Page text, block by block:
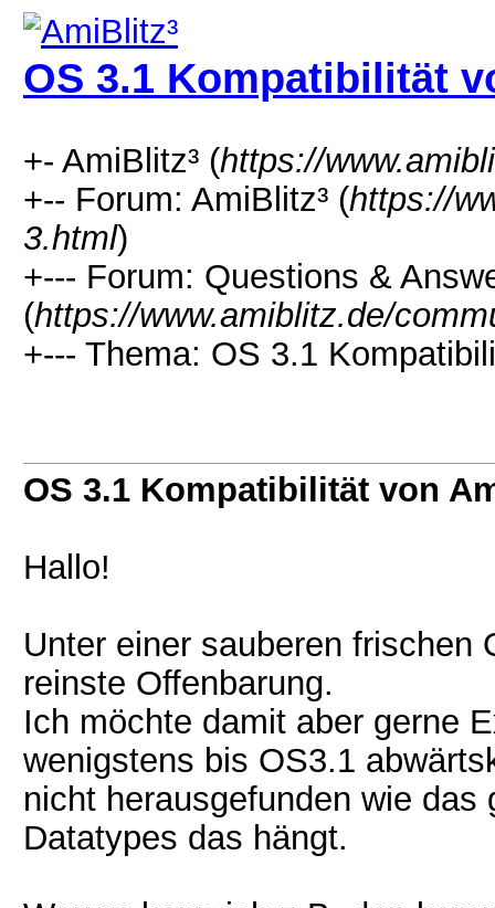
OS 3.1 Kompatibilität
+- AmiBlitz³ (https://
+-- Forum: AmiBlitz³ (https://
3.html)
+--- Forum: Questions &
(https://www.amiblitz.de/
+--- Thema: OS 3.1
OS 3.1 Kompatibilität von
Hallo!
Unter einer sauberen frischen
reinste Offenbarung.
Ich möchte damit aber gerne
wenigstens bis OS3.1
nicht herausgefunden wie
Datatypes das hängt.